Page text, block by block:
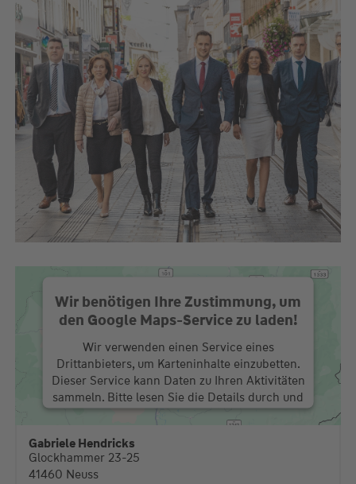
Wir benötigen Ihre Zustimmung, um
den Google Maps-Service zu laden!
Wir verwenden einen Service eines
Drittanbieters, um Karteninhalte einzubetten.
Dieser Service kann Daten zu Ihren Aktivitäten
sammeln. Bitte lesen Sie die Details durch und
stimmen Sie der Nutzung des Service zu, um
diese Karte anzuzeigen.
Mehr Informationen
Gabriele Hendricks
Glockhammer 23-25
41460 Neuss